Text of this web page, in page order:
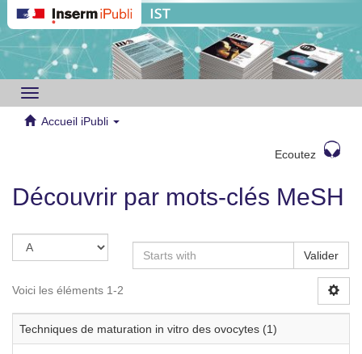
Toggle
navigation
Accueil iPubli
Ecoutez
Découvrir par mots-clés MeSH
Valider
Voici les éléments 1-2
Techniques de maturation in vitro des ovocytes (1)